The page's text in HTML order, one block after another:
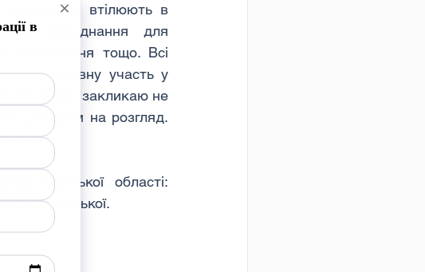
натхненно втілюють в
обладнання для
обладнання тощо. Всі
активну участь у
конкурсу, закликаю не
донорам на розгляд.
Сумської області: